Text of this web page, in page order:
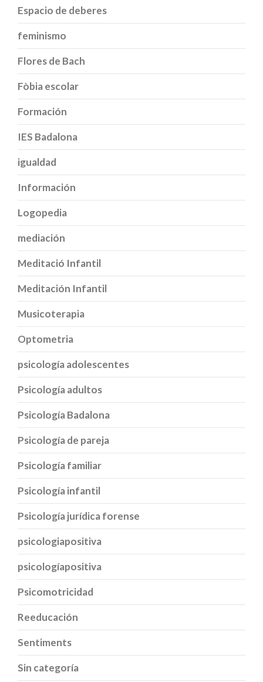
Espacio de deberes
feminismo
Flores de Bach
Fòbia escolar
Formación
IES Badalona
igualdad
Información
Logopedia
mediación
Meditació Infantil
Meditación Infantil
Musicoterapia
Optometria
psicología adolescentes
Psicología adultos
Psicología Badalona
Psicología de pareja
Psicología familiar
Psicología infantil
Psicología jurídica forense
psicologiapositiva
psicologíapositiva
Psicomotricidad
Reeducación
Sentiments
Sin categoría